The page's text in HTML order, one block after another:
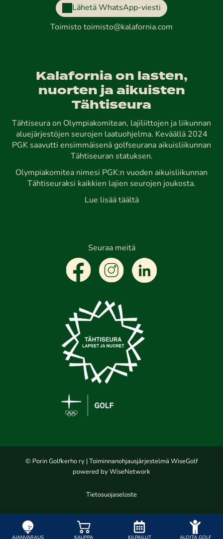
AJANVARAUS KAUPPA KILPAILUT ALOITA GOLF
Lähetä WhatsApp-viesti
Toimisto toimisto@kalafornia.com
Kalafornia on lasten,
nuorten ja aikuisten
Tähtiseura
Tähtiseura on Olympiakomitean, lajiliittojen ja liikunnan
aluejärjestöjen seurojen laatuohjelma. Keväällä 2024
PGK saavutti ensimmäisenä golfseurana aikuisliikunnan
Tähtiseuran statuksen.
Olympiakomitea nimesi PGK:n vuoden aikuisliikunnan
Tähtiseuraksi kaikkien lajien seurojen joukosta.
Lue lisää täältä
Seuraa meitä
© Porin Golfkerho ry | Toiminnanohjausjärjestelmä WiseGolf
powered by WiseNetwork
Tietosuojaseloste